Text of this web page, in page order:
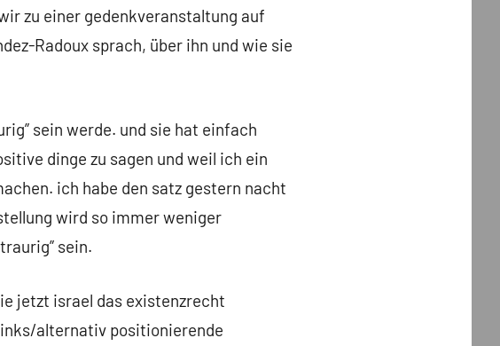
zu einer gedenkveranstaltung auf
Radoux sprach, über ihn und wie sie
sein werde. und sie hat einfach
dinge zu sagen und weil ich ein
ich habe den satz gestern nacht
wird so immer weniger
sein.
jetzt israel das existenzrecht
alternativ positionierende